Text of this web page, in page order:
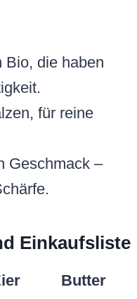
Bio, die haben
für reine
Geschmack –
Einkaufsliste
Butter